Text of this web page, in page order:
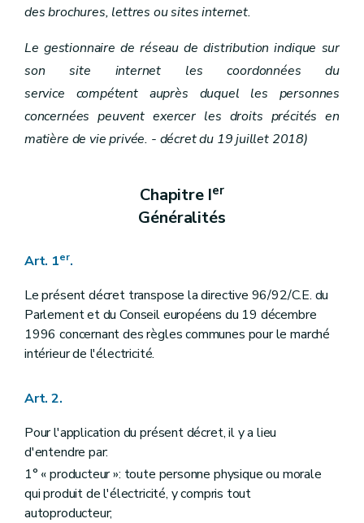
des brochures, lettres ou sites internet.
Le gestionnaire de réseau de distribution indique sur
son site internet les coordonnées du
service compétent auprès duquel les personnes
concernées peuvent exercer les droits précités en
matière de vie privée. - décret du 19 juillet 2018)
Chapitre Ier
Généralités
Art. 1er.
Le présent décret transpose la directive 96/92/C.E. du
Parlement et du Conseil européens du 19 décembre
1996 concernant des règles communes pour le marché
intérieur de l'électricité.
Art. 2.
Pour l'application du présent décret, il y a lieu
d'entendre par:
1° « producteur »: toute personne physique ou morale
qui produit de l'électricité, y compris tout
autoproducteur;